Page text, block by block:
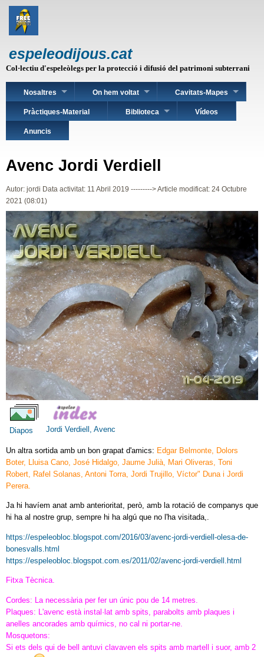
espeleodijous.cat
Col·lectiu d'espeleòlegs per la protecció i difusió del patrimoni subterrani
Navegació principal
Nosaltres On hem voltat Cavitats-Mapes
Pràctiques-Material Biblioteca Vídeos
Anuncis
Avenc Jordi Verdiell
Autor: jordi Data activitat: 11 Abril 2019 ---------> Article modificat: 24 Octubre
2021 (08:01)
Diapos Jordi Verdiell, Avenc
Un altra sortida amb un bon grapat d'amics: Edgar Belmonte, Dolors
Boter, Lluisa Cano, José Hidalgo, Jaume Julià, Mari Oliveras, Toni
Robert, Rafel Solanas, Antoni Torra, Jordi Trujillo, Víctor" Duna i Jordi
Perera.
Ja hi havíem anat amb anterioritat, però, amb la rotació de companys que
hi ha al nostre grup, sempre hi ha algú que no l'ha visitada,.
https://espeleobloc.blogspot.com/2016/03/avenc-jordi-verdiell-olesa-de-
bonesvalls.html
https://espeleobloc.blogspot.com.es/2011/02/avenc-jordi-verdiell.html
Fitxa Tècnica.
Cordes: La necessària per fer un únic pou de 14 metres.
Plaques: L'avenc està instal·lat amb spits, parabolts amb plaques i
anelles ancorades amb químics, no cal ni portar-ne.
Mosquetons:
Si ets dels qui de bell antuvi clavaven els spits amb martell i suor, amb 2